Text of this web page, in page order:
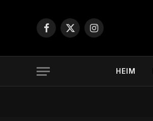
Facebook
X
Instagram
HEIM